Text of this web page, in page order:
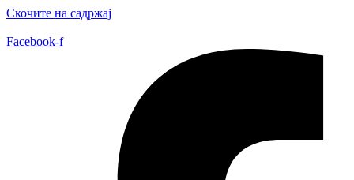
Скочите на садржај
Facebook-f